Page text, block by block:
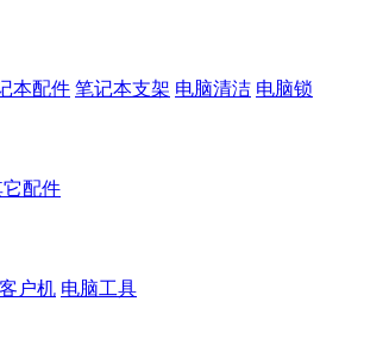
本配件 笔记本支架 电脑清洁 电脑锁
它配件
户机 电脑工具